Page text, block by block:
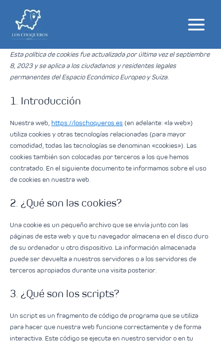
Esta política de cookies fue actualizada por última vez el septiembre
8, 2023 y se aplica a los ciudadanos y residentes legales
permanentes del Espacio Económico Europeo y Suiza.
1. Introducción
Nuestra web, https://loschoqueros.es (en adelante: «la web»)
utiliza cookies y otras tecnologías relacionadas (para mayor
comodidad, todas las tecnologías se denominan «cookies»). Las
cookies también son colocadas por terceros a los que hemos
contratado. En el siguiente documento te informamos sobre el uso
de cookies en nuestra web.
2. ¿Qué son las cookies?
Una cookie es un pequeño archivo que se envía junto con las
páginas de esta web y que tu navegador almacena en el disco duro
de su ordenador u otro dispositivo. La información almacenada
puede ser devuelta a nuestros servidores o a los servidores de
terceros apropiados durante una visita posterior.
3. ¿Qué son los scripts?
Un script es un fragmento de código de programa que se utiliza
para hacer que nuestra web funcione correctamente y de forma
interactiva. Este código se ejecuta en nuestro servidor o en tu